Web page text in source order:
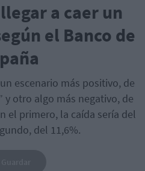
a caer un
el Banco de
escenario más positivo, de
y otro algo más negativo, de
el primero, la caída sería del
del 11,6%.